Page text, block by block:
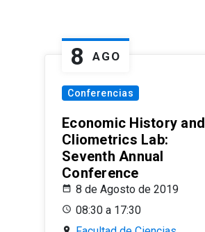
8 AGO
Conferencias
Economic History and
Cliometrics Lab:
Seventh Annual
Conference
8 de Agosto de 2019
08:30 a 17:30